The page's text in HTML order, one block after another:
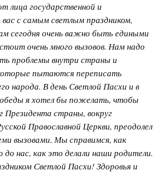
лица государственной и
вас с самым светлым праздником,
сегодня очень важно быть едиными
очень много вызовов. Нам надо
проблемы внутри страны и
пытаются переписать
народа. В день Светлой Пасхи и в
я хотел бы пожелать, чтобы
Президента страны, вокруг
Православной Церкви, преодолел
вызовами. Мы справимся, как
до нас, как это делали наши родители.
Светлой Пасхи! Здоровья и